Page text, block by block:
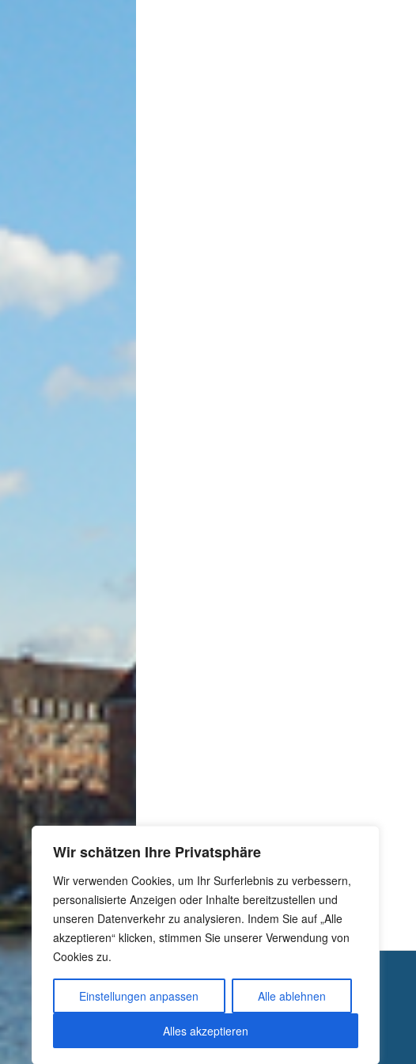
Wir schätzen Ihre Privatsphäre
Wir verwenden Cookies, um Ihr Surferlebnis zu verbessern,
personalisierte Anzeigen oder Inhalte bereitzustellen und
unseren Datenverkehr zu analysieren. Indem Sie auf „Alle
akzeptieren“ klicken, stimmen Sie unserer Verwendung von
Cookies zu.
Einstellungen anpassen Alle ablehnen
Alles akzeptieren
-Schutzkonzept
-
Meldestelle gemäß
Hinweisgeberschutzgesetz
- Datenschutzerklärung
Impressum